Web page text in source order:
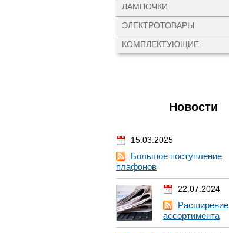
ЛАМПОЧКИ
ЭЛЕКТРОТОВАРЫ
КОМПЛЕКТУЮЩИЕ
Новости
15.03.2025
Большое поступление
плафонов
22.07.2024
Расширение
ассортимента